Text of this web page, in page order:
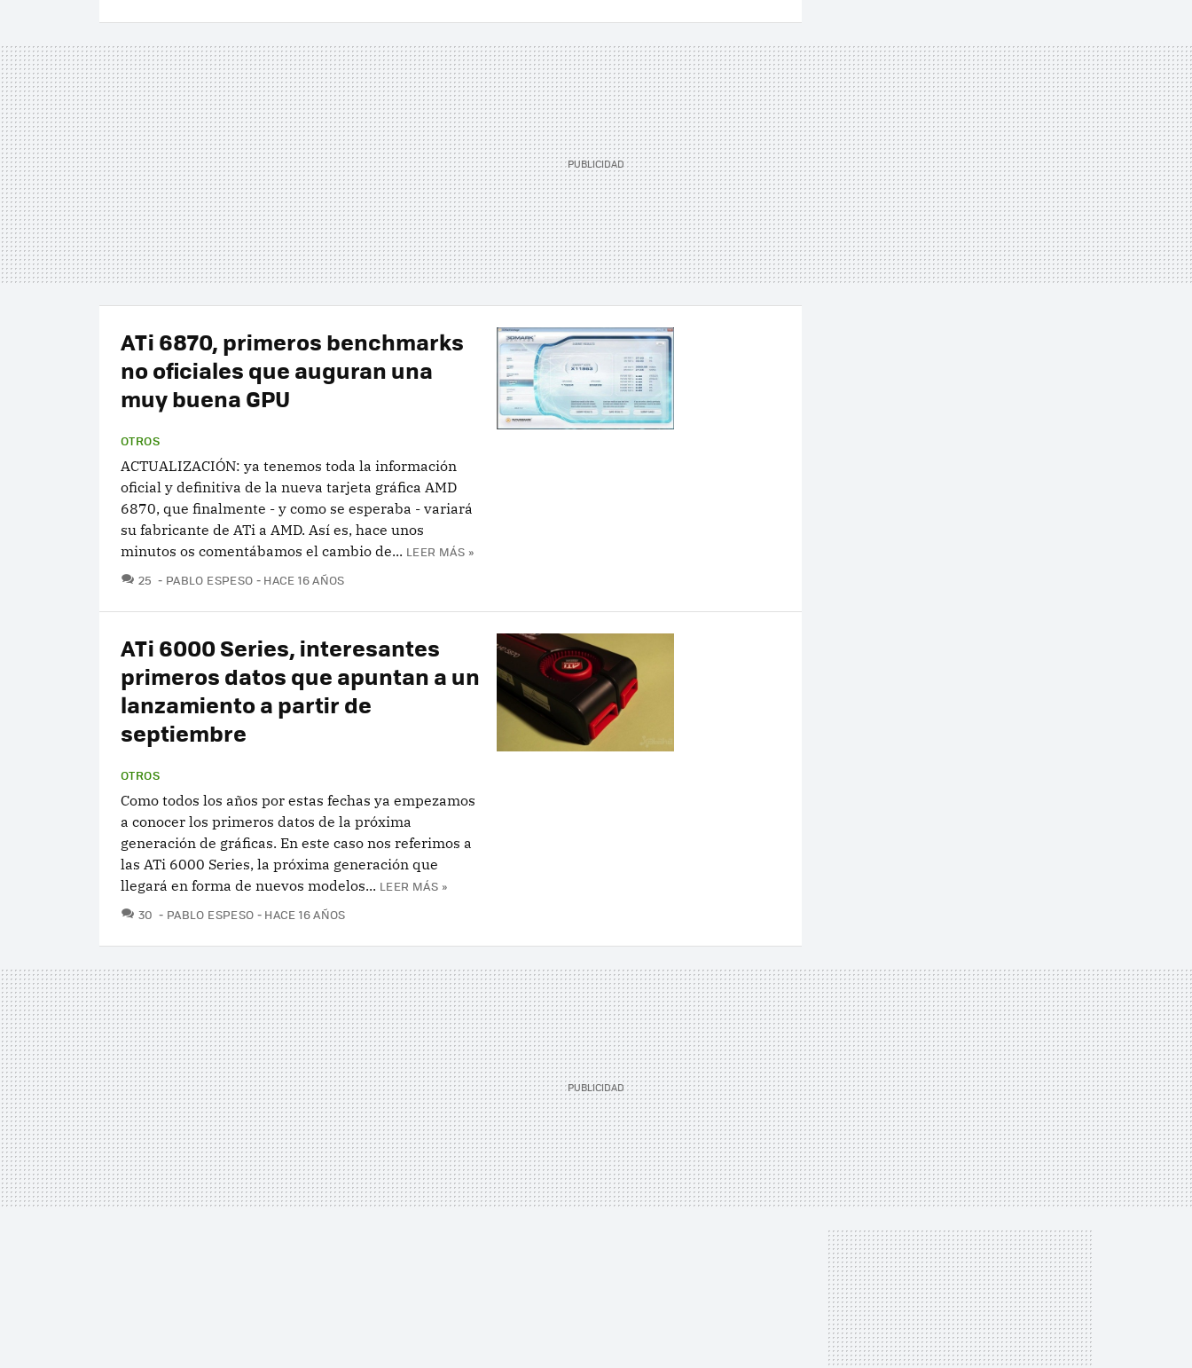
ATi 6870, primeros benchmarks
no oficiales que auguran una
muy buena GPU
OTROS
ACTUALIZACIÓN: ya tenemos toda la información
oficial y definitiva de la nueva tarjeta gráfica AMD
6870, que finalmente - y como se esperaba - variará
su fabricante de ATi a AMD. Así es, hace unos
minutos os comentábamos el cambio de... LEER MÁS »
25 COMENTARIOS
PABLO ESPESO HACE 16 AÑOS
ATi 6000 Series, interesantes
primeros datos que apuntan a un
lanzamiento a partir de
septiembre
OTROS
Como todos los años por estas fechas ya empezamos
a conocer los primeros datos de la próxima
generación de gráficas. En este caso nos referimos a
las ATi 6000 Series, la próxima generación que
llegará en forma de nuevos modelos... LEER MÁS »
30 COMENTARIOS
PABLO ESPESO HACE 16 AÑOS